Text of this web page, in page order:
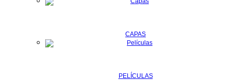
CAPAS
PELÍCULAS